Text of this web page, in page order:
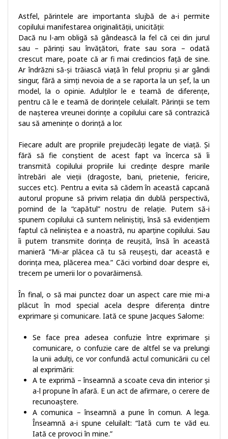
Astfel, părintele are importanta slujbă de a-i permite
copilului manifestarea originalității, unicității:
Dacă nu l-am obligă să gândească la fel că cei din jurul
sau – părinți sau învățători, frate sau sora – odată
crescut mare, poate că ar fi mai credincios față de sine.
Ar îndrăzni să-și trăiască viață în felul propriu și ar gândi
singur, fără a simți nevoia de a se raporta la un șef, la un
model, la o opinie. Adulților le e teamă de diferențe,
pentru că le e teamă de dorințele celuilalt. Părinții se tem
de nașterea vreunei dorințe a copilului care să contrazică
sau să amenințe o dorință a lor.
Fiecare adult are propriile prejudecăți legate de viață. Și
fără să fie conștient de acest fapt va încerca să îi
transmită copilului propriile lui credințe despre marile
întrebări ale vieții (dragoste, bani, prietenie, fericire,
succes etc). Pentru a evita să cădem în această capcană
autorul propune să privim relația din dublă perspectivă,
pornind de la “capătul” nostru de relație. Putem să-i
spunem copilului că suntem neliniștiți, însă să evidențiem
faptul că neliniștea e a noastră, nu aparține copilului. Sau
îi putem transmite dorința de reușită, însă în această
manieră “Mi-ar plăcea că tu să reușești, dar această e
dorința mea, plăcerea mea.” Căci vorbind doar despre ei,
trecem pe umerii lor o povarăimensă.
În final, o să mai punctez doar un aspect care mie mi-a
plăcut în mod special acela despre diferența dintre
exprimare și comunicare. Iată ce spune Jacques Salome:
Se face prea adesea confuzie între exprimare și
comunicare, o confuzie care de altfel se va prelungi
la unii adulți, ce vor confundă actul comunicării cu cel
al exprimării:
A te exprimă – înseamnă a scoate ceva din interior și
a-l propune în afară. E un act de afirmare, o cerere de
recunoaștere.
A comunica – înseamnă a pune în comun. A lega.
Înseamnă a-i spune celuilalt: “Iată cum te văd eu.
Iată ce provoci în mine.”